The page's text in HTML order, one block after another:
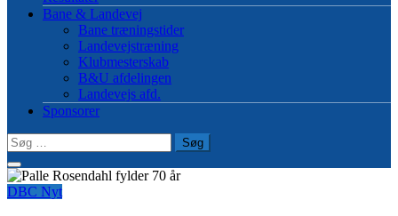
Bane & Landevej
Bane træningstider
Landevejstræning
Klubmesterskab
B&U afdelingen
Landevejs afd.
Sponsorer
Søg
efter:
DBC Nyt